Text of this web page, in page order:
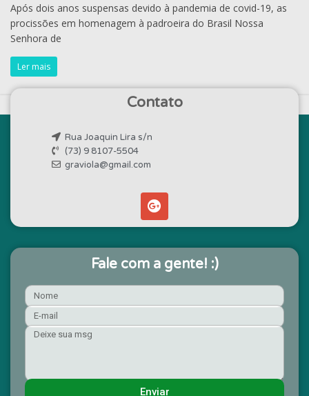
Após dois anos suspensas devido à pandemia de covid-19, as
procissões em homenagem à padroeira do Brasil Nossa
Senhora de
Ler mais
Contato
Rua Joaquin Lira s/n
(73) 9 8107-5504
graviola@gmail.com
Fale com a gente! :)
Enviar